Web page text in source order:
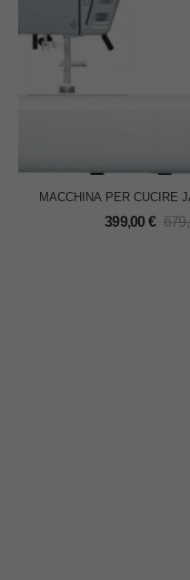
MACCHINA PER CUCIRE
399,00 €